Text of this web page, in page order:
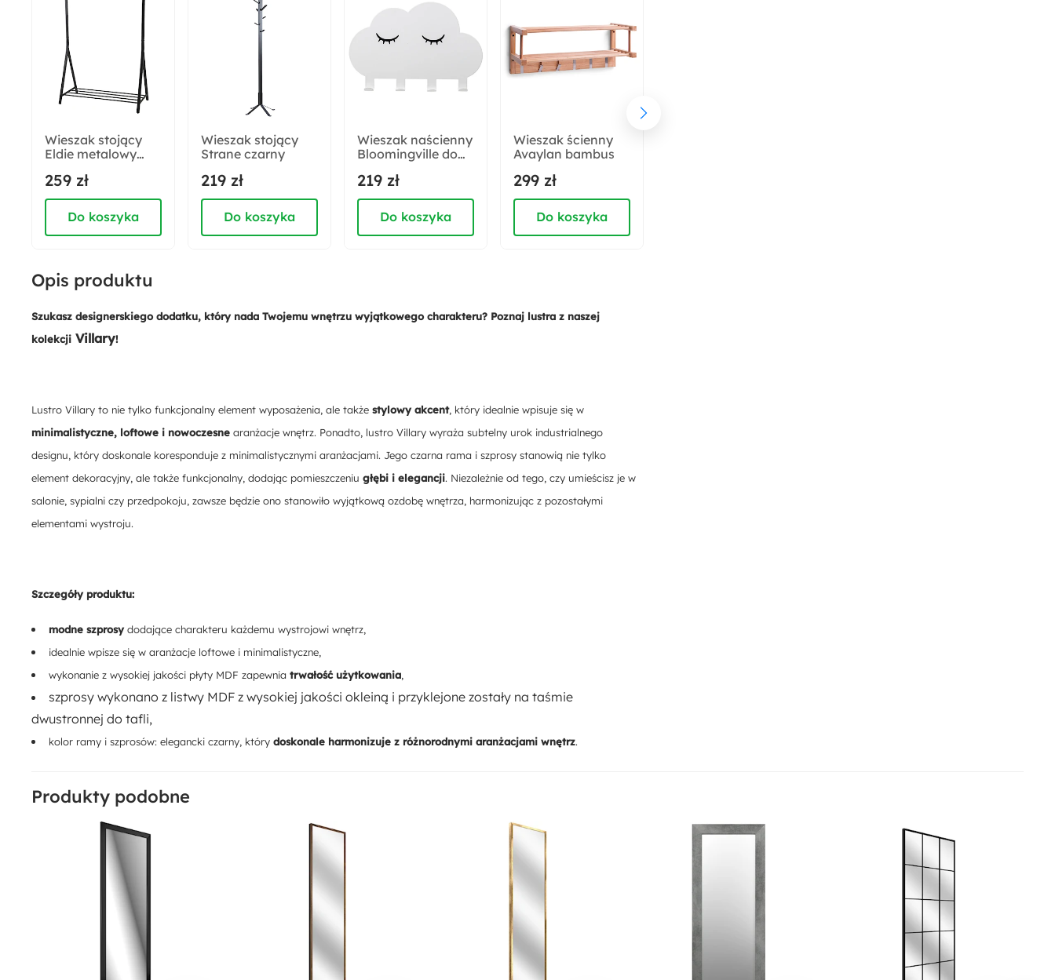
Montaż:
Do samodzielnego montażu
Rodzaj:
Wieszak stojący
Eldie metalowy
buty
259 zł
Do koszyka
Wieszak stojący
Strane czarny
219 zł
Do koszyka
Wieszak naścienny
Bloomingville do
Whitneya
219 zł
Do koszyka
Wieszak ścienny
Avaylan bambus
299 zł
Do koszyka
Opis produktu
Szukasz designerskiego dodatku, który nada Twojemu wnętrzu wyjątkowego charakteru? Poznaj lustra z naszej
kolekcji Villary!
Lustro Villary to nie tylko funkcjonalny element wyposażenia, ale także stylowy akcent, który idealnie wpisuje się w
minimalistyczne, loftowe i nowoczesne aranżacje wnętrz. Ponadto, lustro Villary wyraża subtelny urok industrialnego
designu, który doskonale koresponduje z minimalistycznymi aranżacjami. Jego czarna rama i szprosy stanowią nie tylko
element dekoracyjny, ale także funkcjonalny, dodając pomieszczeniu głębi i elegancji. Niezależnie od tego, czy umieścisz je w
salonie, sypialni czy przedpokoju, zawsze będzie ono stanowiło wyjątkową ozdobę wnętrza, harmonizując z pozostałymi
elementami wystroju.
Szczegóły produktu:
modne szprosy dodające charakteru każdemu wystrojowi wnętrz,
idealnie wpisze się w aranżacje loftowe i minimalistyczne,
wykonanie z wysokiej jakości płyty MDF zapewnia trwałość użytkowania,
szprosy wykonano z listwy MDF z wysokiej jakości okleiną i przyklejone zostały na taśmie
dwustronnej do tafli,
kolor ramy i szprosów: elegancki czarny, który doskonale harmonizuje z różnorodnymi aranżacjami wnętrz.
Produkty podobne